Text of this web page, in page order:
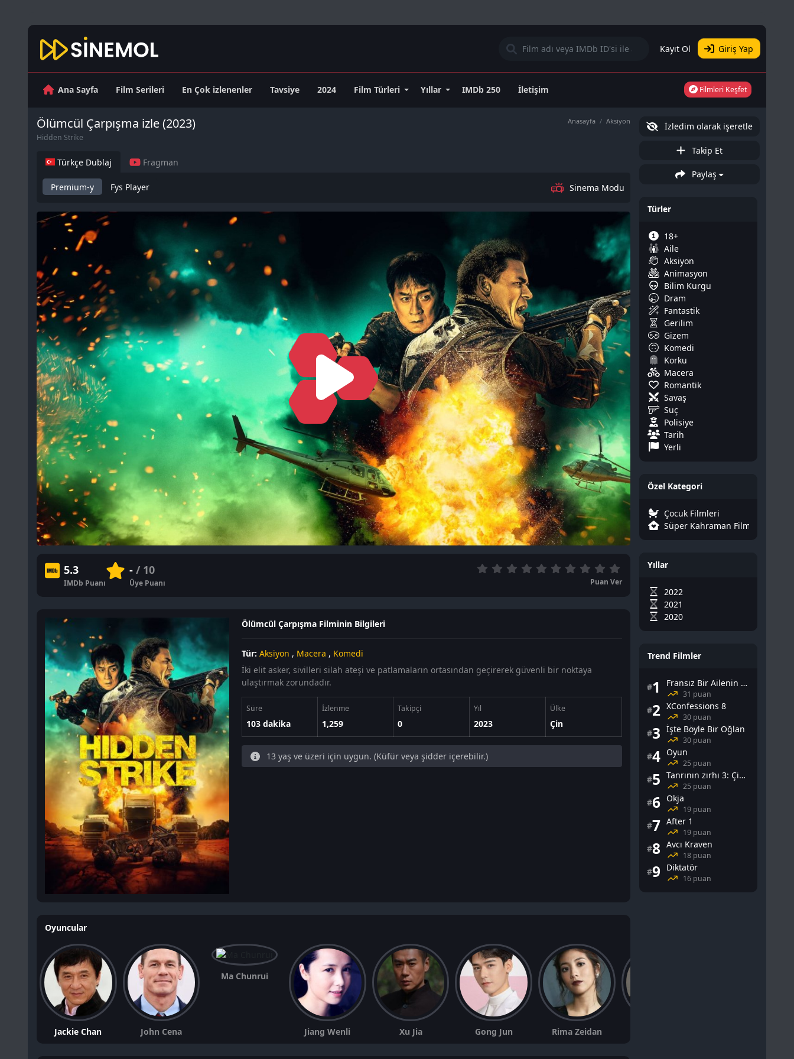
Kayıt Ol Giriş Yap
Ana Sayfa Film Serileri En Çok izlenenler Tavsiye 2024 Film Türleri Yıllar IMDb 250 İletişim Filmleri Keşfet
Ölümcül Çarpışma izle (2023)
Hidden Strike
Anasayfa Aksiyon
Türkçe Dublaj Fragman
Premium-y Fys Player Sinema Modu
5.3
IMDb Puanı
-/ 10
Üye Puanı Puan Ver
Ölümcül Çarpışma Filminin Bilgileri
Tür: Aksiyon , Macera , Komedi
İki elit asker, sivilleri silah ateşi ve patlamaların ortasından geçirerek güvenli bir noktaya
ulaştırmak zorundadır.
Süre
103 dakika
İzlenme
1,259
Takipçi
0
Yıl
2023
Ülke
Çin
13 yaş ve üzeri için uygun. (Küfür veya şidder içerebilir.)
Oyuncular
Jackie Chan John Cena
Ma Chunrui
Jiang Wenli Xu Jia Gong Jun Rima Zeidan
İzledim olarak işeretle
Takip Et
Paylaş
Türler
18+
Aile
Aksiyon
Animasyon
Bilim Kurgu
Dram
Fantastik
Gerilim
Gizem
Komedi
Korku
Macera
Romantik
Savaş
Suç
Polisiye
Tarih
Yerli
Özel Kategori
Çocuk Filmleri
Süper Kahraman Filmleri
Yıllar
2022
2021
2020
Trend Filmler
#1 Fransız Bir Ailenin Cinsel Yaşamı
31 puan
#2 XConfessions 8
30 puan
#3 İşte Böyle Bir Oğlan
30 puan
#4 Oyun
25 puan
#5 Tanrının zırhı 3: Çin Falı
25 puan
#6 Okja
19 puan
#7 After 1
19 puan
#8 Avcı Kraven
18 puan
#9 Diktatör
16 puan